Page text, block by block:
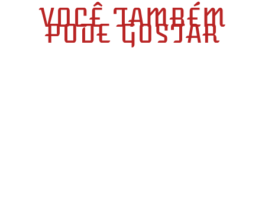
VOCÊ TAMBÉM
PODE GOSTAR